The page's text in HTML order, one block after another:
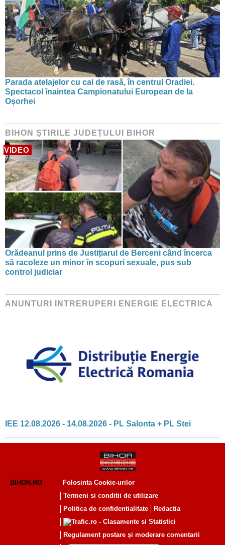
Parada atelajelor cu cai de rasă, în centrul Oradiei.
Spectacol înaintea Campionatului European de la
Oșorhei
BIHON ŞTIRILE JUDEŢULUI BIHOR
VIDEO
Orădeanul prins de Justițiarul de Berceni când încerca
să racoleze un minor în scopuri sexuale, pus sub
control judiciar
ANUNTURI INTRERUPERI ENERGIE ELECTRICA
IEE 12.08.2026 - 14.08.2026 - PL Salonta + PL Stei
BIHON.RO
Folosinta Cookie-urilor
Termeni si conditii de utilizare
Politica de confidentialitate
Redactia
Regulament postare și moderare comentarii